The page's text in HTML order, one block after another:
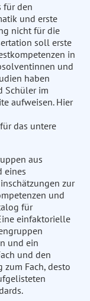
für den
und erste
nicht für die
soll erste
in
und
haben
Schüler im
aufweisen. Hier
das untere
aus
eines
zur
und
für
einfaktorielle
und ein
und den
zum Fach, desto